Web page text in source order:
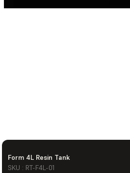
Form 4L Resin Tank
SKU : RT-F4L-01